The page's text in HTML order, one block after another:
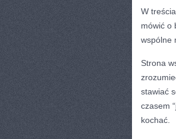
W
mówić o
wspólne
Strona
stawiać
czasem
kochać.